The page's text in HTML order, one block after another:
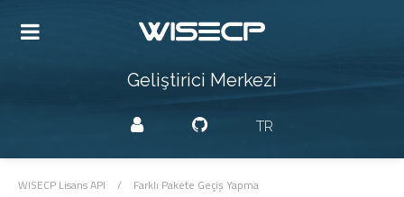
Geliştirici Merkezi
TR
WISECP Lisans API / Farklı Pakete Geçiş Yapma